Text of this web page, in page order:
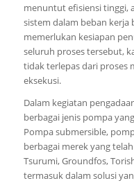
menuntut efisiensi tinggi,
sistem dalam beban kerja
memerlukan kesiapan
seluruh proses tersebut,
tidak terlepas dari proses
eksekusi.
Dalam kegiatan
berbagai jenis pompa
Pompa submersible,
berbagai merek yang
Tsurumi, Groundfos,
termasuk dalam solusi